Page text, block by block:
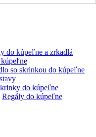
do kúpeľne a zrkadlá
so skrinkou do kúpeľne
do kúpeľne
Regály do kúpeľne